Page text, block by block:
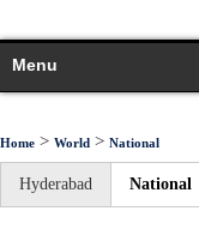
Menu
Home > World > National
Hyderabad National